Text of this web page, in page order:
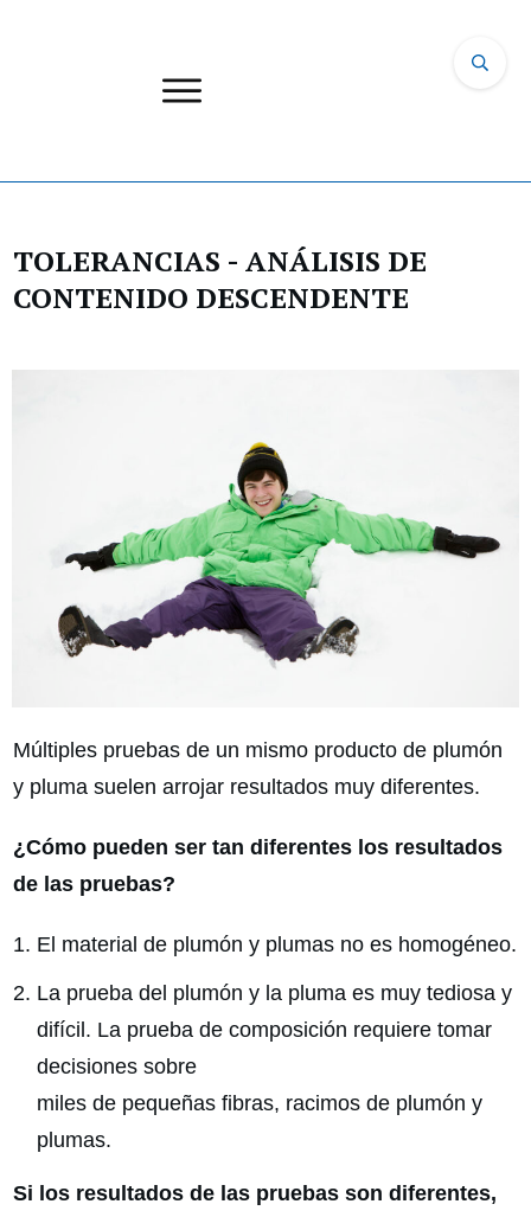
TOLERANCIAS - ANÁLISIS DE
CONTENIDO DESCENDENTE
Múltiples pruebas de un mismo producto de plumón
y pluma suelen arrojar resultados muy diferentes.
¿Cómo pueden ser tan diferentes los resultados
de las pruebas?
El material de plumón y plumas no es homogéneo.
La prueba del plumón y la pluma es muy tediosa y
difícil. La prueba de composición requiere tomar
decisiones sobre
miles de pequeñas fibras, racimos de plumón y
plumas.
Si los resultados de las pruebas son diferentes,